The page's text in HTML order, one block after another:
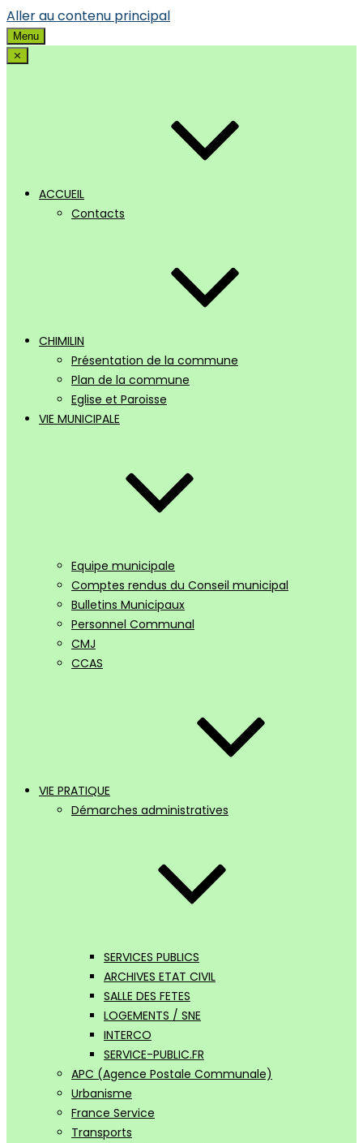
Aller au contenu principal
Menu
⨯
ACCUEIL
Contacts
CHIMILIN
Présentation de la commune
Plan de la commune
Eglise et Paroisse
VIE MUNICIPALE
Equipe municipale
Comptes rendus du Conseil municipal
Bulletins Municipaux
Personnel Communal
CMJ
CCAS
VIE PRATIQUE
Démarches administratives
SERVICES PUBLICS
ARCHIVES ETAT CIVIL
SALLE DES FETES
LOGEMENTS / SNE
INTERCO
SERVICE-PUBLIC.FR
APC (Agence Postale Communale)
Urbanisme
France Service
Transports